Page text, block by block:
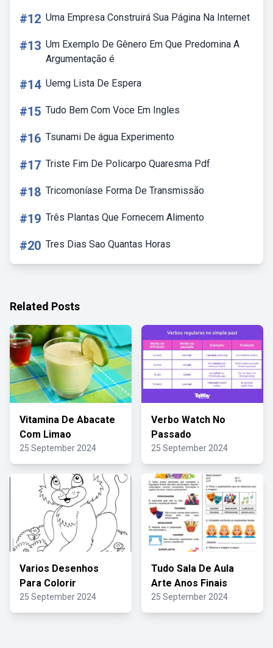
#12 Uma Empresa Construirá Sua Página Na Internet
#13 Um Exemplo De Gênero Em Que Predomina A
Argumentação é
#14 Uemg Lista De Espera
#15 Tudo Bem Com Voce Em Ingles
#16 Tsunami De água Experimento
#17 Triste Fim De Policarpo Quaresma Pdf
#18 Tricomoníase Forma De Transmissão
#19 Três Plantas Que Fornecem Alimento
#20 Tres Dias Sao Quantas Horas
Related Posts
Vitamina De Abacate
Com Limao
25 September 2024
Verbo Watch No
Passado
25 September 2024
Varios Desenhos
Para Colorir
25 September 2024
Tudo Sala De Aula
Arte Anos Finais
25 September 2024